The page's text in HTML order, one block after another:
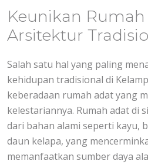
Keunikan
Arsitektur
Salah satu hal yang paling
kehidupan tradisional di
keberadaan rumah adat yang
kelestariannya. Rumah adat di
dari bahan alami seperti kayu,
daun kelapa, yang
memanfaatkan sumber daya